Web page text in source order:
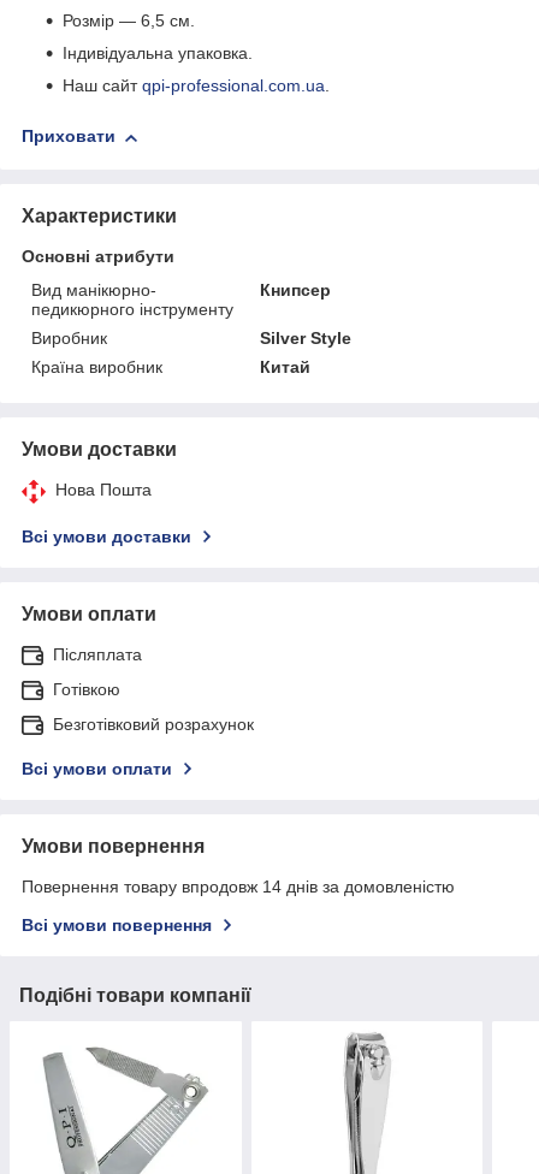
Розмір — 6,5 см.
Індивідуальна упаковка.
Наш сайтqpi-professional.com.ua.
Приховати
Характеристики
Основні атрибути
Вид манікюрно-
педикюрного інструменту
Книпсер
Виробник
Silver Style
Країна виробник
Китай
Умови доставки
Нова Пошта
Всі умови доставки
Умови оплати
Післяплата
Готівкою
Безготівковий розрахунок
Всі умови оплати
Умови повернення
Повернення товару впродовж 14 днів за домовленістю
Всі умови повернення
Подібні товари компанії